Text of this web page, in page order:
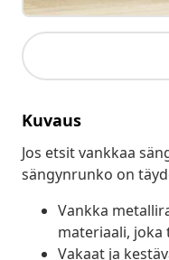
Kuvaus
Jos etsit vankkaa
sängynrunko on
Vankka
materiaali, joka
Vakaat ja